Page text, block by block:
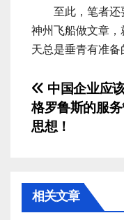
至此，笔者还
神州飞船做文章，
天总是垂青有准备
文
章
航
中国企业应
格罗鲁斯的服
思想！
相关文章